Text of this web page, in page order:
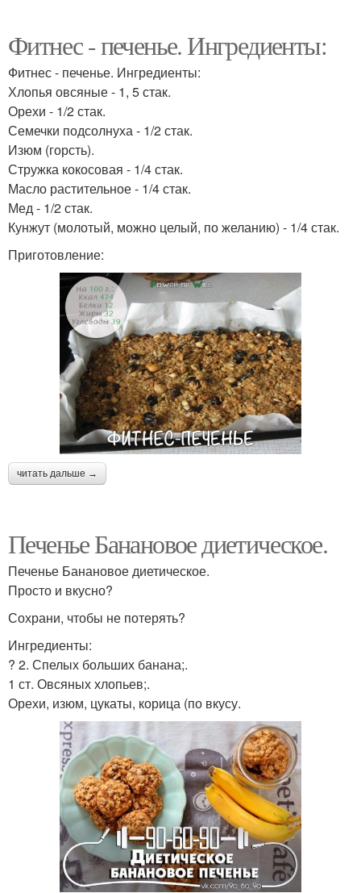
Фитнес - печенье. Ингредиенты:
Фитнес - печенье. Ингредиенты:
Хлопья овсяные - 1, 5 стак.
Орехи - 1/2 стак.
Семечки подсолнуха - 1/2 стак.
Изюм (горсть).
Стружка кокосовая - 1/4 стак.
Масло растительное - 1/4 стак.
Мед - 1/2 стак.
Кунжут (молотый, можно целый, по желанию) - 1/4 стак.
Приготовление:
читать дальше →
Печенье Банановое диетическое.
Печенье Банановое диетическое.
Просто и вкусно?
Сохрани, чтобы не потерять?
Ингредиенты:
? 2. Спелых больших банана;.
1 ст. Овсяных хлопьев;.
Орехи, изюм, цукаты, корица (по вкусу.